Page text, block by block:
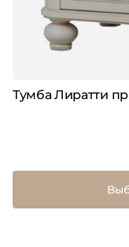
Тумба Лиратти